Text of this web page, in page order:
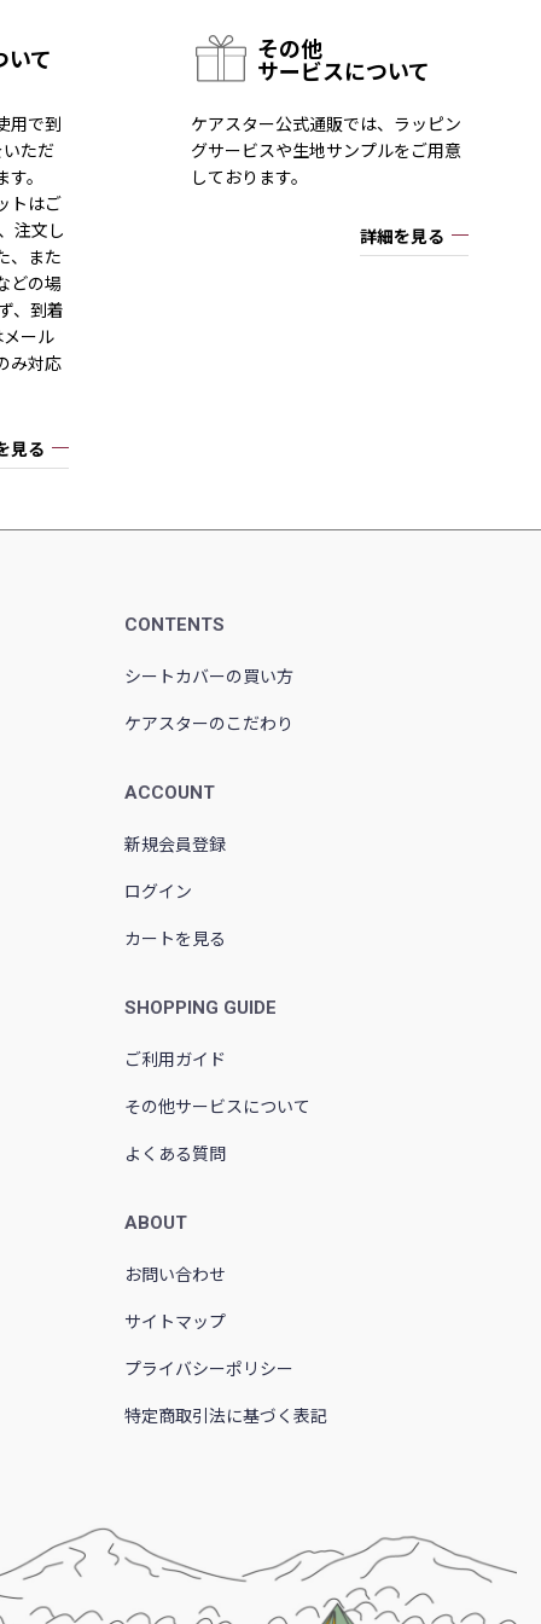
いて
用で到
ただ
。
トはご
注文し
、また
どの場
、到着
ール
み対応
見る
その他
サービスについて
ケアスター公式通販では、ラッピン
グサービスや生地サンプルをご用意
しております。
詳細を見る
CONTENTS
シートカバーの買い方
ケアスターのこだわり
ACCOUNT
新規会員登録
ログイン
カートを見る
SHOPPING GUIDE
ご利用ガイド
その他サービスについて
よくある質問
ABOUT
お問い合わせ
サイトマップ
プライバシーポリシー
特定商取引法に基づく表記